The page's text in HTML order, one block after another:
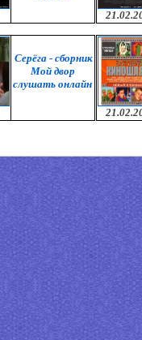
Серёга - сборник
Мой двор
слушать онлайн